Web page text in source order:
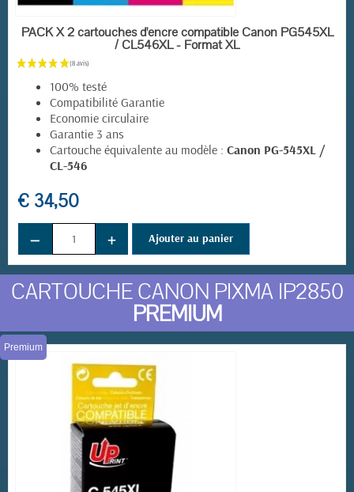
(1 avis)
EN STOCK
PACK X 2 cartouches d'encre compatible Canon PG545XL
/ CL546XL - Format XL
100% testé
Compatibilité Garantie
Economie circulaire
Garantie 3 ans
Cartouche équivalente au modèle : Canon PG-545XL /
CL-546
€ 34,50
− + Ajouter au panier
CARTOUCHE CANON PIXMA IP2850
PREMIUM
Premium